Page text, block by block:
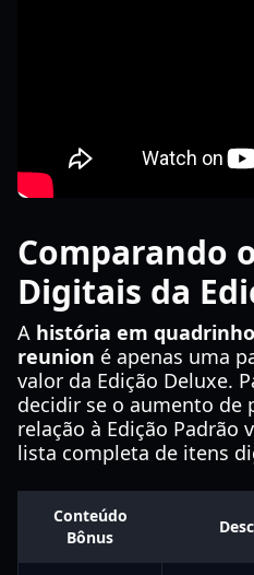
Comparando
Digitais da
A história em
reunion é apenas uma
valor da Edição Deluxe.
decidir se o aumento de
relação à Edição Padrão
lista completa de itens
Conteúdo
Bônus